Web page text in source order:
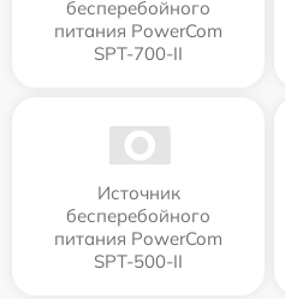
бесперебойного
питания PowerCom
SPT-700-II
Источник
бесперебойного
питания PowerCom
SPT-500-II